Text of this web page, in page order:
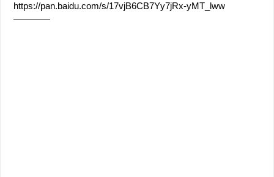
https://pan.baidu.com/s/17vjB6CB7Yy7jRx-yMT_lww
————